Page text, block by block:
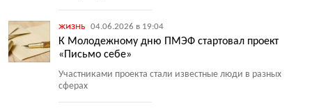
жизнь 04.06.2026 в 19:04
К Молодежному дню ПМЭФ стартовал проект
«Письмо себе»
Участниками проекта стали известные люди в разных
сферах